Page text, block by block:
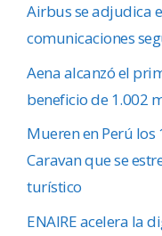
Airbus se adjudica
comunicaciones
Aena alcanzó el
beneficio de 1.002
Mueren en Perú los
Caravan que se
turístico
ENAIRE acelera la